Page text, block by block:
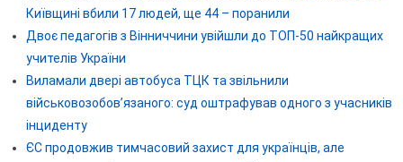
Київщині вбили 17 людей, ще 44 – поранили
Двоє педагогів з Вінниччини увійшли до ТОП-50 найкращих
учителів України
Виламали двері автобуса ТЦК та звільнили
військовозобов’язаного: суд оштрафував одного з учасників
інциденту
ЄС продовжив тимчасовий захист для українців, але